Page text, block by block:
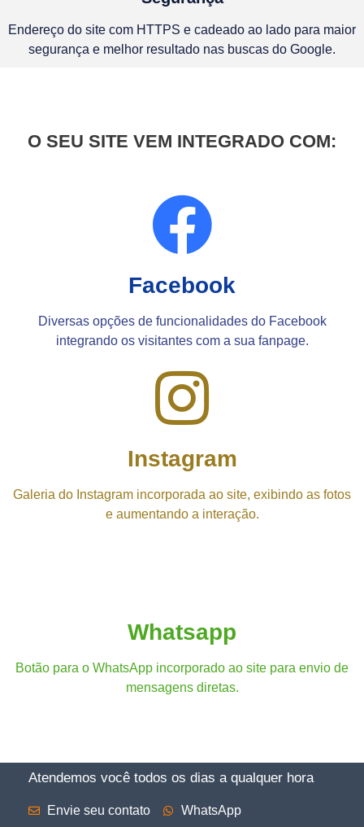
Endereço do site com HTTPS e cadeado ao lado para maior
segurança e melhor resultado nas buscas do Google.
O SEU SITE VEM INTEGRADO COM:
Facebook
Diversas opções de funcionalidades do Facebook
integrando os visitantes com a sua fanpage.
Instagram
Galeria do Instagram incorporada ao site, exibindo as fotos
e aumentando a interação.
Whatsapp
Botão para o WhatsApp incorporado ao site para envio de
mensagens diretas.
Atendemos você todos os dias a qualquer hora
Envie seu contato WhatsApp